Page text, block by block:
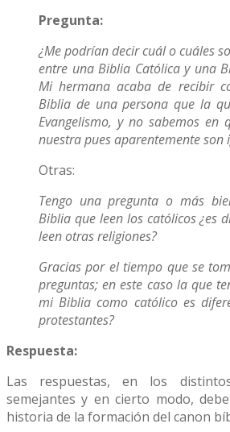
Pregunta:
¿Me podrían decir cuál o cuáles
entre una Biblia Católica y una
Mi hermana acaba de recibir
Biblia de una persona que la
Evangelismo, y no sabemos en
nuestra pues aparentemente son
Otras:
Tengo una pregunta o más
Biblia que leen los católicos ¿es
leen otras religiones?
Gracias por el tiempo que se
preguntas; en este caso la que
mi Biblia como católico es
protestantes?
Respuesta:
Las respuestas, en los
semejantes y en cierto modo,
historia de la formación del canon